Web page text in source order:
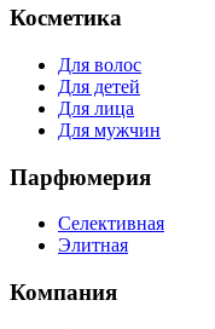
Косметика
Для волос
Для детей
Для лица
Для мужчин
Парфюмерия
Селективная
Элитная
Компания